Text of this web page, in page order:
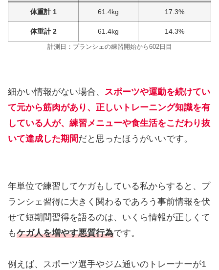
体重計 1 61.4kg 17.3%
体重計 2 61.4kg 14.3%
計測日：プランシェの練習開始から602日目
細かい情報がない場合、 スポーツや運動を続けてい
て元から筋肉があり、正しいトレーニング知識を有
している人が、練習メニューや食生活をこだわり抜
いて達成した期間だと思ったほうがいいです。
年単位で練習してケガもしている私からすると、プ
ランシェ習得に大きく関わるであろう事前情報を伏
せて短期間習得を語るのは、いくら情報が正しくて
もケガ人を増やす悪質行為です。
例えば、スポーツ選手やジム通いのトレーナーが1